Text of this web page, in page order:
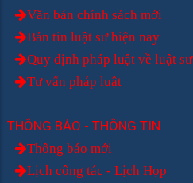
Văn bản chính sách mới
Bản tin luật sư hiện nay
Quy định pháp luật về luật sư
Tư vấn pháp luật
THÔNG BÁO - THÔNG TIN
Thông báo mới
Lịch công tác - Lịch Họp